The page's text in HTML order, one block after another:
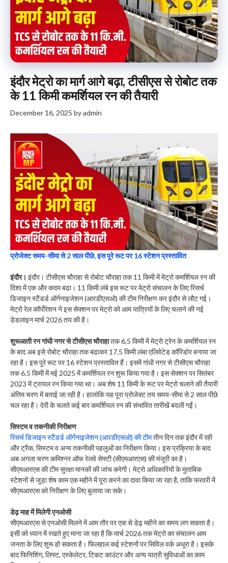
इंदौर मेट्रो का मार्ग आगे बढ़ा, टीसीएस से रोबोट तक
के 11 किमी कमर्शियल रन की तैयारी
December 16, 2025 byadmin
प्रोजेक्ट समय-सीमा से 2 साल पीछे, इस पूरे रूट पर 16 स्टेशन प्रस्तावित
इंदौर। इंदौर। टीसीएस चौराहा से रोबोट चौराहा तक 11 किमी में मेट्रो कमर्शियल रन की
दिशा में एक और कदम बढा। 11 किमी लंबे इस रूट पर मेट्रो संचालन के लिए रिसर्च
डिजाइन स्टैंडर्ड ऑर्गनाइजेशन (आरडीएसओ) की टीम निरीक्षण कर इंदौर से लौट गई।
मेट्रो रेल कॉर्पोरेशन ने इस सेक्शन पर मेट्रो को आम यात्रियों के लिए चलाने की नई
डेडलाइन मार्च 2026 तय की है।
शुरूआती रन गांधी नगर से टीसीएस चौराहातक 6.5 किमी में मेट्रो ट्रेन के कमर्शियल रन
के बाद अब इसे रोबोट चौराहा तक बढाकर 17.5 किमी लंबा एलिवेटेड कॉरिडोर बनाया जा
रहा है। इस पूरे रूट पर 16 स्टेशन प्रस्तावित हैं। इसमें गांधी नगर से टीसीएस चौराहा
तक 6.5 किमी में मई 2025 में कमर्शियल रन शुरू किया गया है। इस सेक्शन पर सितंबर
2023 में ट्रायल रन किया गया था। अब शेष 11 किमी के रूट पर मेट्रो चलाने की तैयारी
अंतिम चरण में बताई जा रही है। हालांकि यह पूरा प्रोजेक्ट तय समय-सीमा से 2 साल पीछे
चल रहा है। देरी के चलते कई बार कमर्शियल रन की संभावित तारीखें बदली गईं।
सिस्टम व तकनीकी निरीक्षण
रिसर्च डिजाइन स्टैंडर्ड ऑर्गनाइजेशन (आरडीएसओ) की टीमतीन दिन तक इंदौर में रही
और ट्रैक, सिस्टम व अन्य तकनीकी पहलुओं का निरीक्षण किया। इस प्रक्रिया के बाद
अब अगला चरण कमिश्नर ऑफ रेलवे सेफ्टी (सीएमआरएस) की मंजूरी का है।
सीएमआरएस की टीम सुरक्षा मानकों की जांच करेगी। मेट्रो अधिकारियों के मुताबिक
स्टेशनों से जुड़ा शेष काम एक महीने में पूरा करने का दावा किया जा रहा है, ताकि फरवरी में
सीएमआरएस को निरीक्षण के लिए बुलाया जा सके।
डेढ़ माह में मिलेगी एनओसी
सीएमआरएस से एनओसी मिलने में आम तौर पर एक से डेढ़ महीने का समय लग सकता है।
इसी को ध्यान में रखते हुए माना जा रहा है कि मार्च 2026 तक मेट्रो का संचालन आम
जनता के लिए शुरू हो सकता है। फिलहाल कई स्टेशनों पर सिविल वर्क अधूरा है। इसके
बाद फिनिशिंग, लिफ्ट, एस्केलेटर, टिकट काउंटर और अन्य यात्री सुविधाओं का काम